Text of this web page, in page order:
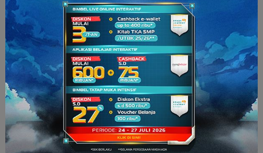
—
Mau tanya-tanya tentang materi ini lebih dalam? Kamu bisa
gabung di
roboguruPlus. Di sana nanti kamu bisa ikuti live
streaming dengan kakak tutor Ruangguru yang pastinya udah
berpengalaman dong. Gabung sekarang yuk.